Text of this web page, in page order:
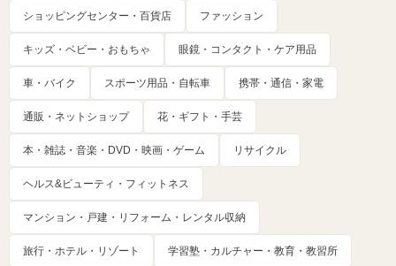
ショッピングセンター・百貨店 ファッション
キッズ・ベビー・おもちゃ 眼鏡・コンタクト・ケア用品
車・バイク スポーツ用品・自転車 携帯・通信・家電
通販・ネットショップ 花・ギフト・手芸
本・雑誌・音楽・DVD・映画・ゲーム リサイクル
ヘルス&ビューティ・フィットネス
マンション・戸建・リフォーム・レンタル収納
旅行・ホテル・リゾート 学習塾・カルチャー・教育・教習所